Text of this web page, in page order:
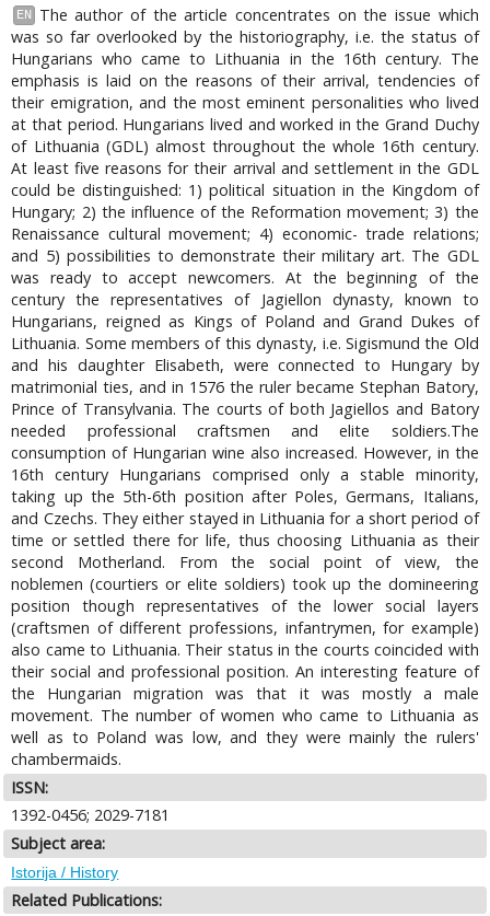
EN
The author of the article concentrates on the issue which
was so far overlooked by the historiography, i.e. the status of
Hungarians who came to Lithuania in the 16th century. The
emphasis is laid on the reasons of their arrival, tendencies of
their emigration, and the most eminent personalities who lived
at that period. Hungarians lived and worked in the Grand Duchy
of Lithuania (GDL) almost throughout the whole 16th century.
At least five reasons for their arrival and settlement in the GDL
could be distinguished: 1) political situation in the Kingdom of
Hungary; 2) the influence of the Reformation movement; 3) the
Renaissance cultural movement; 4) economic- trade relations;
and 5) possibilities to demonstrate their military art. The GDL
was ready to accept newcomers. At the beginning of the
century the representatives of Jagiellon dynasty, known to
Hungarians, reigned as Kings of Poland and Grand Dukes of
Lithuania. Some members of this dynasty, i.e. Sigismund the Old
and his daughter Elisabeth, were connected to Hungary by
matrimonial ties, and in 1576 the ruler became Stephan Batory,
Prince of Transylvania. The courts of both Jagiellos and Batory
needed professional craftsmen and elite soldiers.The
consumption of Hungarian wine also increased. However, in the
16th century Hungarians comprised only a stable minority,
taking up the 5th-6th position after Poles, Germans, Italians,
and Czechs. They either stayed in Lithuania for a short period of
time or settled there for life, thus choosing Lithuania as their
second Motherland. From the social point of view, the
noblemen (courtiers or elite soldiers) took up the domineering
position though representatives of the lower social layers
(craftsmen of different professions, infantrymen, for example)
also came to Lithuania. Their status in the courts coincided with
their social and professional position. An interesting feature of
the Hungarian migration was that it was mostly a male
movement. The number of women who came to Lithuania as
well as to Poland was low, and they were mainly the rulers'
chambermaids.
ISSN:
1392-0456; 2029-7181
Subject area:
Istorija / History
Related Publications: